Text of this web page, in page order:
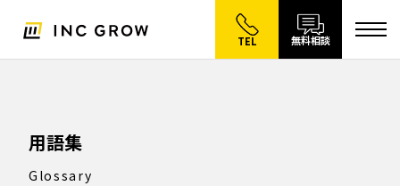
TEL 無料相談
用語集
Glossary